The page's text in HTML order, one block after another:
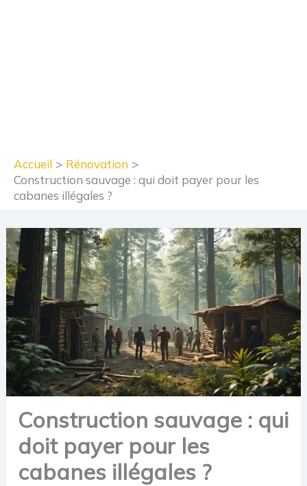
Accueil
Rénovation
Construction sauvage : qui doit payer pour les
cabanes illégales ?
Construction sauvage : qui
doit payer pour les
cabanes illégales ?